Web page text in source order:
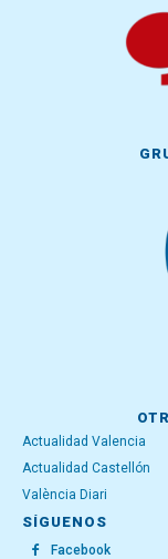
Actualidad Valencia
Actualidad Castellón
València Diari
SÍGUENOS
Facebook